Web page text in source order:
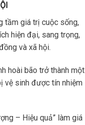
tầm giá trị cuộc sống,
hiện đại, sang trọng,
và xã hội.
hoài bão trở thành một
vệ sinh được tín nhiệm
– Hiệu quả” làm giá